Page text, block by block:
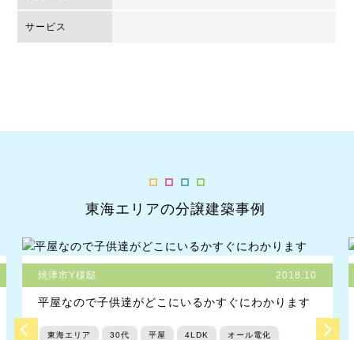
サービス
東海エリアの分譲建築事例
焼津市Y様邸 2018.10
平屋なので子供達がどこにいるかすぐにわかります
東海エリア 30代 平屋 4LDK オール電化